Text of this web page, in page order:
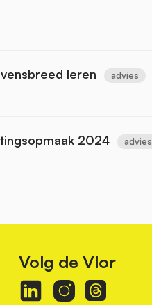
leren advies
2024 advies
Volg de Vlor